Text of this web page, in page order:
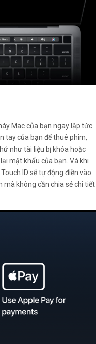
Mac của bạn ngay lập tức
tay của bạn để thuê phim,
như tài liệu bị khóa hoặc
mật khẩu của bạn. Và khi
ID sẽ tự động điền vào
không cần chia sẻ chi tiết